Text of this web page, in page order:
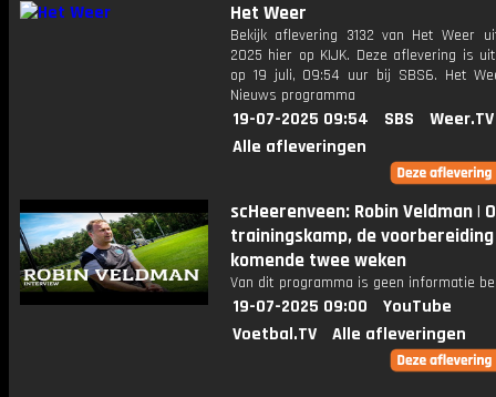
Het Weer
Bekijk aflevering 3132 van Het Weer
2025 hier op KIJK. Deze aflevering is
op 19 juli, 09:54 uur bij SBS6. Het
Nieuws programma
19-07-2025 09:54 SBS
Weer.TV
Alle afleveringen
scHeerenveen: Robin Veldman |
trainingskamp, de
komende twee weken
Van dit programma is geen informatie
19-07-2025 09:00
YouTube
Voetbal.TV
Alle afleveringen